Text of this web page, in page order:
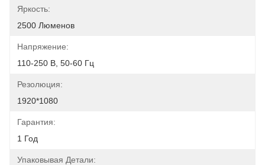
Яркость:
2500 Люменов
Напряжение:
110-250 В, 50-60 Гц
Резолюция:
1920*1080
Гарантия:
1 Год
Упаковывая Детали: